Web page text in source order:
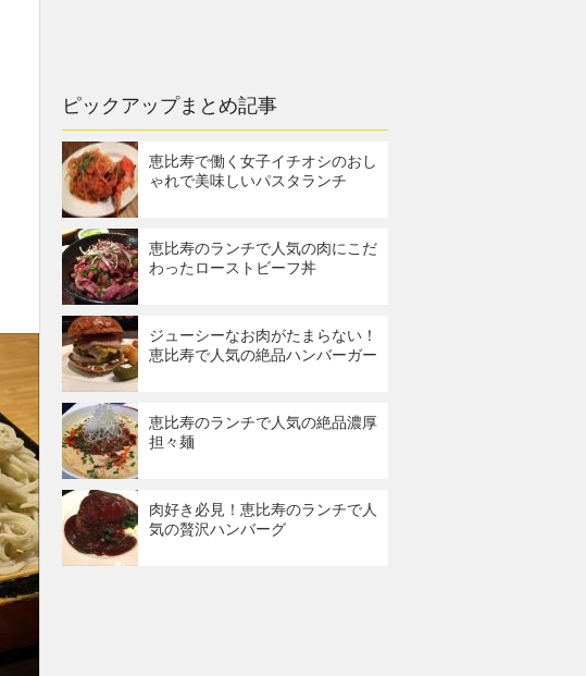
ピックアップまとめ記事
恵比寿で働く女子イチオシのおし
ゃれで美味しいパスタランチ
恵比寿のランチで人気の肉にこだ
わったローストビーフ丼
ジューシーなお肉がたまらない！
恵比寿で人気の絶品ハンバーガー
恵比寿のランチで人気の絶品濃厚
担々麺
肉好き必見！恵比寿のランチで人
気の贅沢ハンバーグ